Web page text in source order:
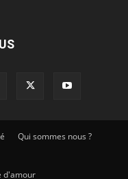
Qui sommes nous ?
d'amour